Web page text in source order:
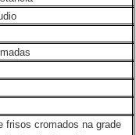
frisos cromados na grade